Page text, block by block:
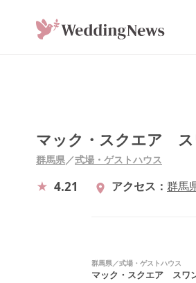
マック・スクエア ス
群馬県／式場・ゲストハウス
4.21 アクセス 群馬
群馬県／式場・ゲストハウス
マック・スクエア スワ